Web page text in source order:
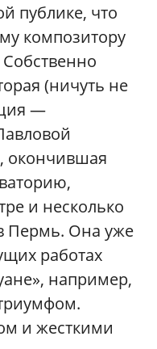
публике, что
композитору
Собственно
(ничуть не
—
окончившая
и несколько
Пермь. Она уже
работах
например,
и жесткими